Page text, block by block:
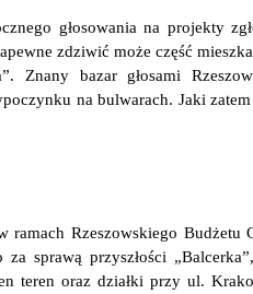
głosowania na projekty
zdziwić może część
Znany bazar głosami
na bulwarach. Jaki
ramach Rzeszowskiego Budżetu
sprawą przyszłości
teren oraz działki przy ul.